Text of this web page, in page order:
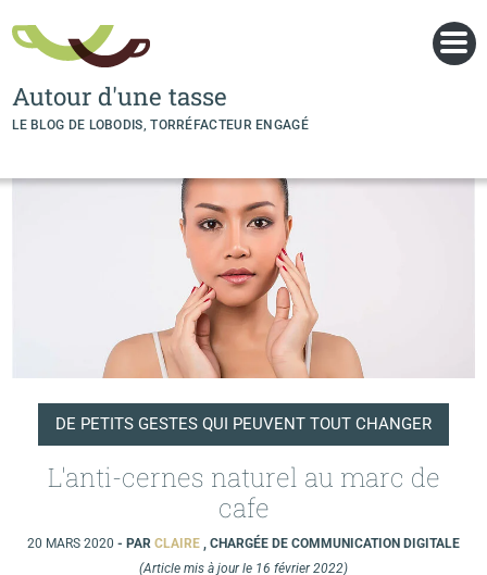
Autour d'une tasse
LE BLOG DE LOBODIS, TORRÉFACTEUR ENGAGÉ
DE PETITS GESTES QUI PEUVENT TOUT CHANGER
L'anti-cernes naturel au marc de
cafe
20 MARS 2020 - PAR CLAIRE , CHARGÉE DE COMMUNICATION DIGITALE
(Article mis à jour le 16 février 2022)